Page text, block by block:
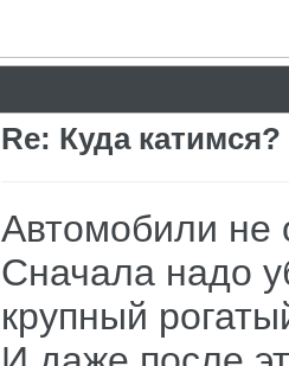
Re: Куда катимся?
Автомобили не
Сначала надо
крупный